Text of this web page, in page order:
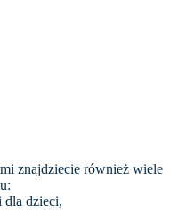
znajdziecie również wiele
dla dzieci,